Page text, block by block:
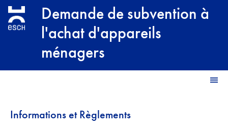
Aller au contenu principalDemande de subvention à
l'achat d'appareils
ménagers
Informations et Règlements